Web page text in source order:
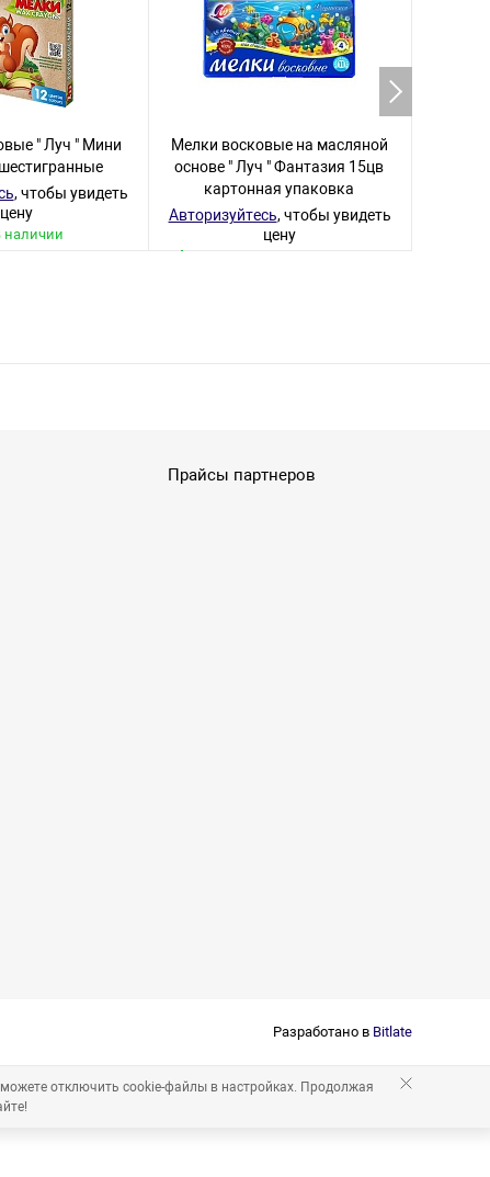
" Луч " Мини
, чтобы увидеть
цену
наличии
Мелки восковые на масляной
основе " Луч " Фантазия 15цв
картонная упаковка
Авторизуйтесь, чтобы увидеть
цену
Прайсы партнеров
Разработано в Bitlate
отключить cookie-файлы в настройках. Продолжая